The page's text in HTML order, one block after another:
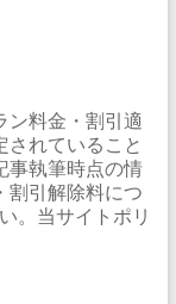
ン料金・割引適
されていること
事執筆時点の情
割引解除料につ
。当サイトポリ